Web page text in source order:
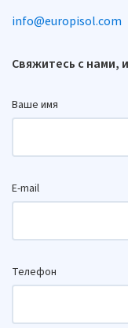
info@europisol.com
Свяжитесь с
Ваше имя
E-mail
Телефон